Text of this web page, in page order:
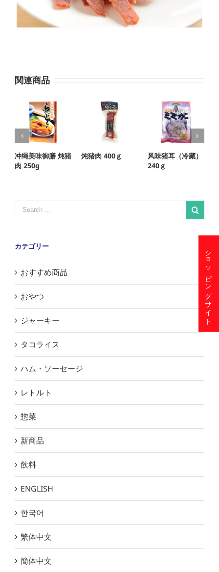
関連商品
冲绳美味御膳 炖猪
肉 250g
炖猪肉 400ｇ
风味猪耳（冷藏）
240ｇ
Search
for:
カテゴリー
おすすめ商品
おやつ
ジャーキー
タコライス
ハム・ソーセージ
レトルト
惣菜
新商品
飲料
ENGLISH
한국어
繁体中文
簡体中文
ショッピングサイト